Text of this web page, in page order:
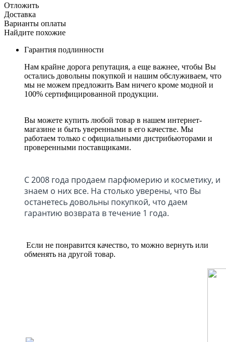
Отложить
Доставка
Варианты оплаты
Найдите похожие
Гарантия подлинности
Нам крайне дорога репутация, а еще важнее, чтобы Вы
остались довольны покупкой и нашим обслуживаем, что
мы не можем предложить Вам ничего кроме модной и
100% сертифицированной продукции.
Вы можете купить любой товар в нашем интернет-
магазине и быть уверенными в его качестве. Мы
работаем только с официальными дистрибьюторами и
проверенными поставщиками.
С 2008 года продаем парфюмерию и косметику, и
знаем о них все. На столько уверены, что Вы
останетесь довольны покупкой, что даем
гарантию возврата в течение 1 года.
Если не понравится качество, то можно вернуть или
обменять на другой товар.